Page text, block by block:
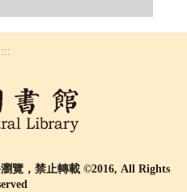
:::
覽，禁止轉載 ©2016, All Rights